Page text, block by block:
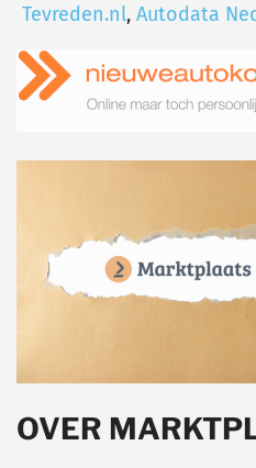
Tevreden.nl, Autodata
OVER